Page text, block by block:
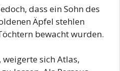
dass ein Sohn des
Äpfel stehlen
bewacht wurden.
sich Atlas,